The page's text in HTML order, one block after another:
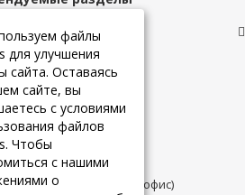
ссылки
(925) 084-10-60
,ул.Плещеева д.12 (офис)
файлы
для улучшения
сайта. Оставаясь
сайте, вы
с условиями
файлов
Чтобы
с нашими
о